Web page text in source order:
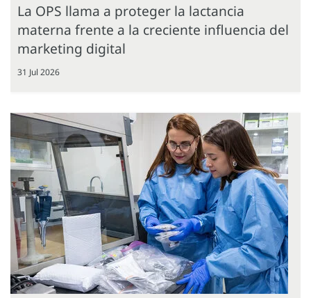
La OPS llama a proteger la lactancia
materna frente a la creciente influencia del
marketing digital
31 Jul 2026